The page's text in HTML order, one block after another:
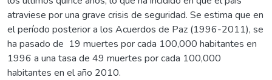
atraviese por una grave crisis de seguridad. Se estima que en
el período posterior a los Acuerdos de Paz (1996-2011), se
ha pasado de 19 muertes por cada 100,000 habitantes en
1996 a una tasa de 49 muertes por cada 100,000
habitantes en el año 2010.